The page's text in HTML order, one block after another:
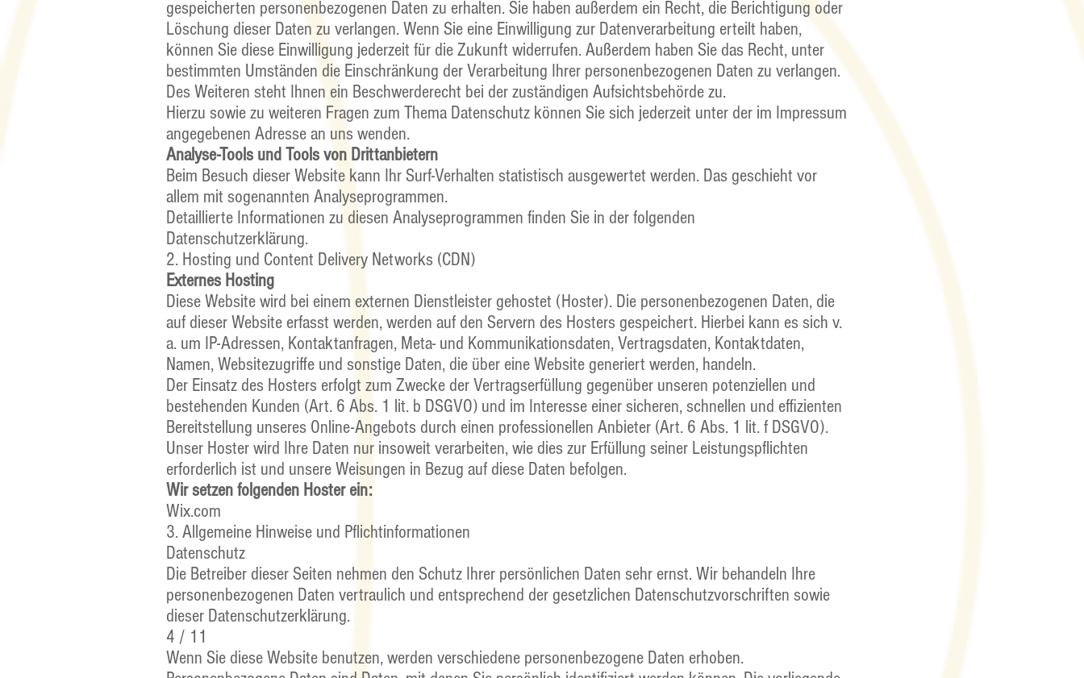
gespeicherten personenbezogenen Daten zu erhalten. Sie haben außerdem ein Recht, die Berichtigung oder
Löschung dieser Daten zu verlangen. Wenn Sie eine Einwilligung zur Datenverarbeitung erteilt haben,
können Sie diese Einwilligung jederzeit für die Zukunft widerrufen. Außerdem haben Sie das Recht, unter
bestimmten Umständen die Einschränkung der Verarbeitung Ihrer personenbezogenen Daten zu verlangen.
Des Weiteren steht Ihnen ein Beschwerderecht bei der zuständigen Aufsichtsbehörde zu.
Hierzu sowie zu weiteren Fragen zum Thema Datenschutz können Sie sich jederzeit unter der im Impressum
angegebenen Adresse an uns wenden.
Analyse-Tools und Tools von Drittanbietern
Beim Besuch dieser Website kann Ihr Surf-Verhalten statistisch ausgewertet werden. Das geschieht vor
allem mit sogenannten Analyseprogrammen.
Detaillierte Informationen zu diesen Analyseprogrammen finden Sie in der folgenden
Datenschutzerklärung.
2. Hosting und Content Delivery Networks (CDN)
Externes Hosting
Diese Website wird bei einem externen Dienstleister gehostet (Hoster). Die personenbezogenen Daten, die
auf dieser Website erfasst werden, werden auf den Servern des Hosters gespeichert. Hierbei kann es sich v.
a. um IP-Adressen, Kontaktanfragen, Meta- und Kommunikationsdaten, Vertragsdaten, Kontaktdaten,
Namen, Websitezugriffe und sonstige Daten, die über eine Website generiert werden, handeln.
Der Einsatz des Hosters erfolgt zum Zwecke der Vertragserfüllung gegenüber unseren potenziellen und
bestehenden Kunden (Art. 6 Abs. 1 lit. b DSGVO) und im Interesse einer sicheren, schnellen und effizienten
Bereitstellung unseres Online-Angebots durch einen professionellen Anbieter (Art. 6 Abs. 1 lit. f DSGVO).
Unser Hoster wird Ihre Daten nur insoweit verarbeiten, wie dies zur Erfüllung seiner Leistungspflichten
erforderlich ist und unsere Weisungen in Bezug auf diese Daten befolgen.
Wir setzen folgenden Hoster ein:
Wix.com
3. Allgemeine Hinweise und Pflichtinformationen
Datenschutz
Die Betreiber dieser Seiten nehmen den Schutz Ihrer persönlichen Daten sehr ernst. Wir behandeln Ihre
personenbezogenen Daten vertraulich und entsprechend der gesetzlichen Datenschutzvorschriften sowie
dieser Datenschutzerklärung.
4 / 11
Wenn Sie diese Website benutzen, werden verschiedene personenbezogene Daten erhoben.